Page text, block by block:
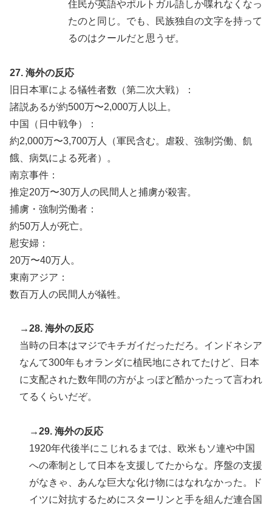
住民が英語やポルトガル語しか喋れなくなっ
たのと同じ。でも、民族独自の文字を持って
るのはクールだと思うぜ。
27. 海外の反応
旧日本軍による犠牲者数（第二次大戦）：
諸説あるが約500万〜2,000万人以上。
中国（日中戦争）：
約2,000万〜3,700万人（軍民含む。虐殺、強制労働、飢
餓、病気による死者）。
南京事件：
推定20万〜30万人の民間人と捕虜が殺害。
捕虜・強制労働者：
約50万人が死亡。
慰安婦：
20万〜40万人。
東南アジア：
数百万人の民間人が犠牲。
→28. 海外の反応
当時の日本はマジでキチガイだっただろ。インドネシア
なんて300年もオランダに植民地にされてたけど、日本
に支配された数年間の方がよっぽど酷かったって言われ
てるくらいだぞ。
→29. 海外の反応
1920年代後半にこじれるまでは、欧米もソ連や中国
への牽制として日本を支援してたからな。序盤の支援
がなきゃ、あんな巨大な化け物にはなれなかった。ド
イツに対抗するためにスターリンと手を組んだ連合国